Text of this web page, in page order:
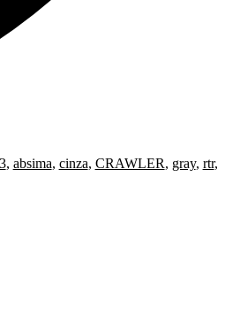
, absima, cinza, CRAWLER, gray, rtr,